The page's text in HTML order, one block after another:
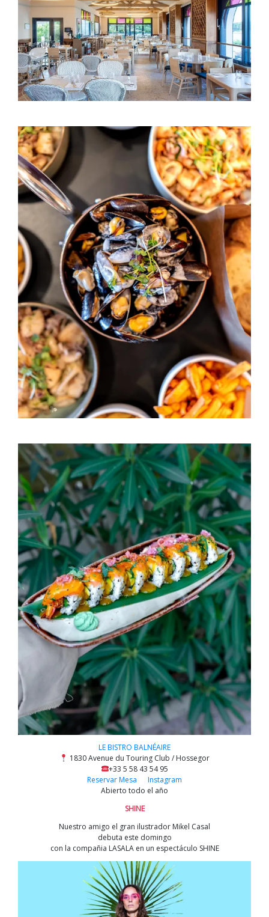
LE BISTRO BALNÉAIRE
1830 Avenue du Touring Club / Hossegor
+33 5 58 43 54 95
Reservar Mesa
Instagram
Abierto todo el año
SHINE
Nuestro amigo el gran ilustrador Mikel Casal
debuta este domingo
con la compañia LASALA en un espectáculo SHINE